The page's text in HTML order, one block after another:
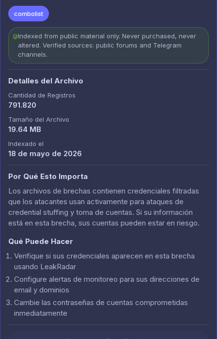
combolist
Indexed from public material only. Never purchased, never
altered. Verified sources: public forums and Telegram
channels.
Detalles del Archivo
Cantidad de Registros
791.820
Tamaño del Archivo
19.64 MB
Indexado el
18 de mayo de 2026
Por Qué Esto Importa
Los archivos de brechas contienen credenciales filtradas
que los atacantes usan activamente para ataques de
credential stuffing y toma de cuentas. Si su información
está en esta brecha, sus cuentas pueden estar en riesgo.
Qué Puede Hacer
Verifique si sus credenciales aparecen en esta brecha
usando LeakRadar
Configure alertas de monitoreo para sus direcciones de
email y dominios
Cambie las contraseñas de cuentas comprometidas
inmediatamente